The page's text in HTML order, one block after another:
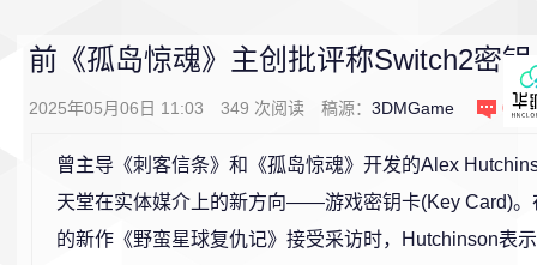
前《孤岛惊魂》主创批评称Switch2密钥
2025年05月06日 11:03 349 次阅读 稿源： 3DMGame 0 条
曾主导《刺客信条》和《孤岛惊魂》开发的Alex
天堂在实体媒介上的新方向——游戏密钥卡(Key Card)。
的新作《野蛮星球复仇记》接受采访时，Hutchinson表